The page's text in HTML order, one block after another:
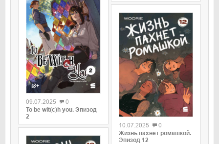
0
09.07.2025
0
To be wit(c)h you. Эпизод
2
0
10.07.2025
0
Жизнь пахнет ромашкой.
Эпизод 12